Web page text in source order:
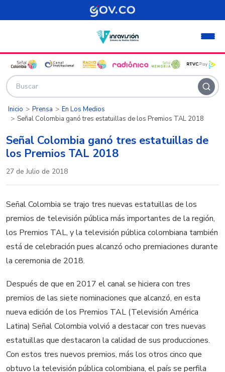
Pasar al contenido principal
Inicio Prensa
En Los Medios
Señal Colombia ganó tres estatuillas de los Premios TAL 2018
Señal Colombia ganó tres estatuillas de
los Premios TAL 2018
27 de Julio de 2018
Señal Colombia se trajo tres nuevas estatuillas de los
premios de televisión pública más importantes de la región,
los Premios TAL, y la televisión pública colombiana también
está de celebración pues alcanzó ocho premiaciones durante
la ceremonia de 2018.
Después de que en 2017 el canal se hiciera con tres
premios de las siete nominaciones que alcanzó, en esta
nueva edición de los Premios TAL (Televisión América
Latina) Señal Colombia volvió a destacar con tres nuevas
estatuillas que destacaron la calidad de sus producciones.
Con estos tres nuevos premios, más los otros cinco que
obtuvo la televisión pública colombiana, el país se perfila